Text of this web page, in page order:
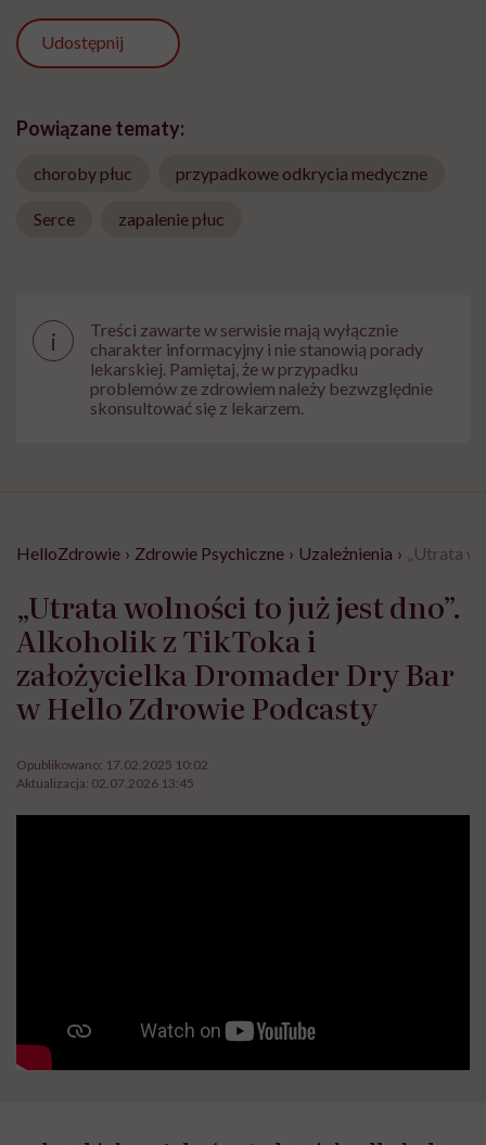
Udostępnij
Powiązane tematy:
choroby płuc przypadkowe odkrycia medyczne
Serce zapalenie płuc
i
Treści zawarte w serwisie mają wyłącznie
charakter informacyjny i nie stanowią porady
lekarskiej. Pamiętaj, że w przypadku
problemów ze zdrowiem należy bezwzględnie
skonsultować się z lekarzem.
HelloZdrowie › Zdrowie Psychiczne › Uzależnienia › „Utrata
„Utrata wolności to już jest dno”.
Alkoholik z TikToka i
założycielka Dromader Dry Bar
w Hello Zdrowie Podcasty
Opublikowano: 17.02.2025 10:02
Aktualizacja: 02.07.2026 13:45